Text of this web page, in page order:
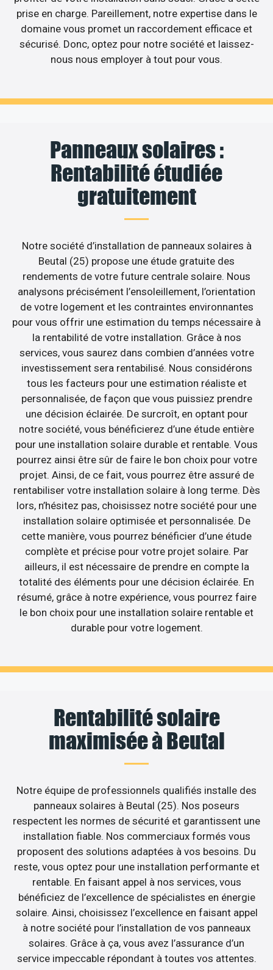
prise en charge. Pareillement, notre expertise dans le
domaine vous promet un raccordement efficace et
sécurisé. Donc, optez pour notre société et laissez-
nous nous employer à tout pour vous.
Panneaux solaires :
Rentabilité étudiée
gratuitement
Notre société d’installation de panneaux solaires à
Beutal (25) propose une étude gratuite des
rendements de votre future centrale solaire. Nous
analysons précisément l’ensoleillement, l’orientation
de votre logement et les contraintes environnantes
pour vous offrir une estimation du temps nécessaire à
la rentabilité de votre installation. Grâce à nos
services, vous saurez dans combien d’années votre
investissement sera rentabilisé. Nous considérons
tous les facteurs pour une estimation réaliste et
personnalisée, de façon que vous puissiez prendre
une décision éclairée. De surcroît, en optant pour
notre société, vous bénéficierez d’une étude entière
pour une installation solaire durable et rentable. Vous
pourrez ainsi être sûr de faire le bon choix pour votre
projet. Ainsi, de ce fait, vous pourrez être assuré de
rentabiliser votre installation solaire à long terme. Dès
lors, n’hésitez pas, choisissez notre société pour une
installation solaire optimisée et personnalisée. De
cette manière, vous pourrez bénéficier d’une étude
complète et précise pour votre projet solaire. Par
ailleurs, il est nécessaire de prendre en compte la
totalité des éléments pour une décision éclairée. En
résumé, grâce à notre expérience, vous pourrez faire
le bon choix pour une installation solaire rentable et
durable pour votre logement.
Rentabilité solaire
maximisée à Beutal
Notre équipe de professionnels qualifiés installe des
panneaux solaires à Beutal (25). Nos poseurs
respectent les normes de sécurité et garantissent une
installation fiable. Nos commerciaux formés vous
proposent des solutions adaptées à vos besoins. Du
reste, vous optez pour une installation performante et
rentable. En faisant appel à nos services, vous
bénéficiez de l’excellence de spécialistes en énergie
solaire. Ainsi, choisissez l’excellence en faisant appel
à notre société pour l’installation de vos panneaux
solaires. Grâce à ça, vous avez l’assurance d’un
service impeccable répondant à toutes vos attentes.